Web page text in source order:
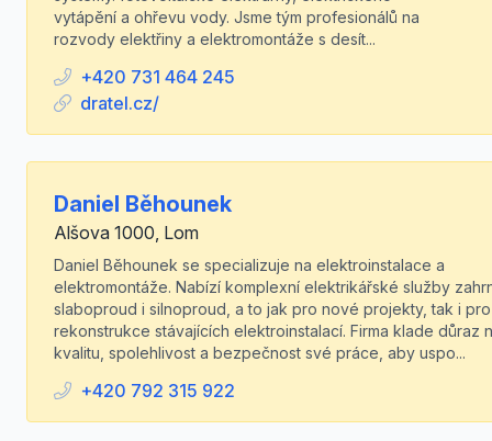
vytápění a ohřevu vody. Jsme tým profesionálů na
rozvody elektřiny a elektromontáže s desít...
+420 731 464 245
dratel.cz/
Daniel Běhounek
Alšova 1000, Lom
Daniel Běhounek se specializuje na elektroinstalace a
elektromontáže. Nabízí komplexní elektrikářské služby
slaboproud i silnoproud, a to jak pro nové projekty, tak i pro
rekonstrukce stávajících elektroinstalací. Firma klade důraz
kvalitu, spolehlivost a bezpečnost své práce, aby uspo...
+420 792 315 922